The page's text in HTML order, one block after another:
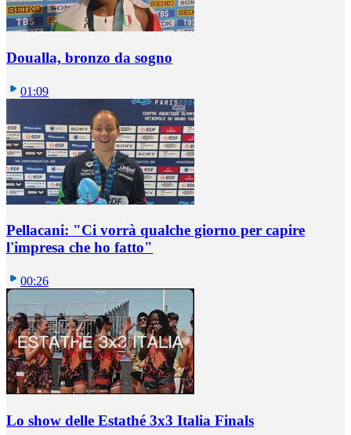
Doualla, bronzo da sogno
01:09
Pellacani: "Ci vorrà qualche giorno per capire
l'impresa che ho fatto"
00:26
Lo show delle Estathé 3x3 Italia Finals